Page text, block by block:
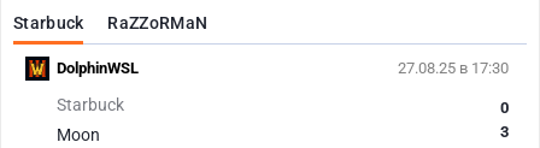
Starbuck RaZZoRMaN
27.08.25 в 17:30
Starbuck
Moon
0
3
DolphinWSL